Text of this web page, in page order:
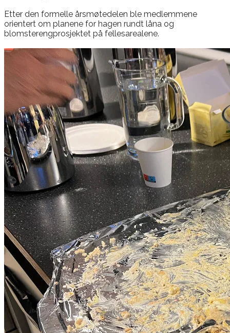
Etter den formelle årsmøtedelen ble medlemmene
orientert om planene for hagen rundt låna og
blomsterengprosjektet på fellesarealene.